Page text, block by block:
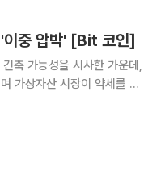
이중 압박' [Bit 코인]
축 가능성을 시사한 가운데,
가상자산 시장이 약세를 이